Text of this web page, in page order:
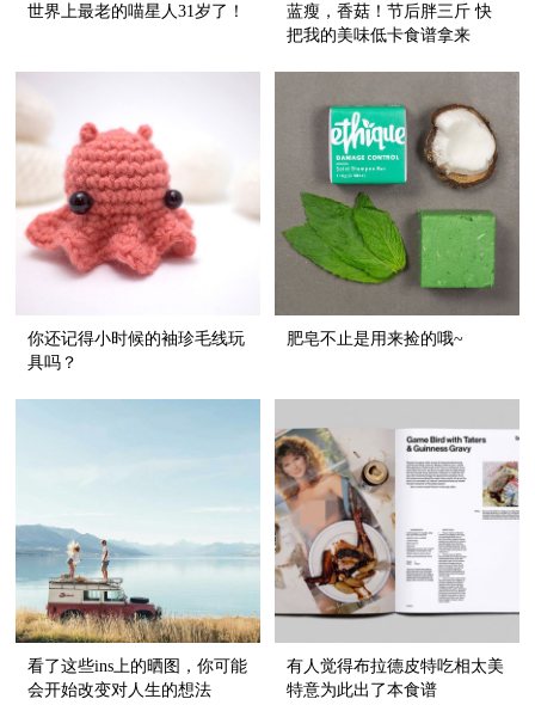
世界上最老的喵星人31岁了！
蓝瘦，香菇！节后胖三斤 快
把我的美味低卡食谱拿来
你还记得小时候的袖珍毛线玩
具吗？
肥皂不止是用来捡的哦~
看了这些ins上的晒图，你可能
会开始改变对人生的想法
有人觉得布拉德皮特吃相太美
特意为此出了本食谱